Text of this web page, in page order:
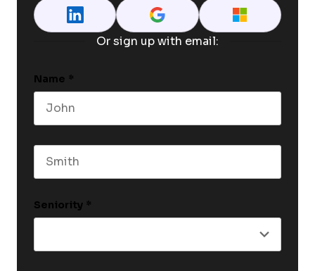
Or sign up with email:
Name *
Seniority *